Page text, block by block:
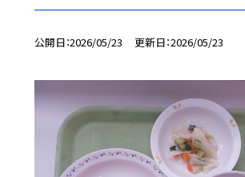
公開日 2026/05/23 更新日 2026/05/23